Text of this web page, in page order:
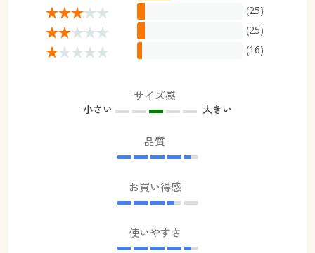
(25)
(25)
(16)
サイズ感
小さい 大きい
品質
お買い得感
使いやすさ